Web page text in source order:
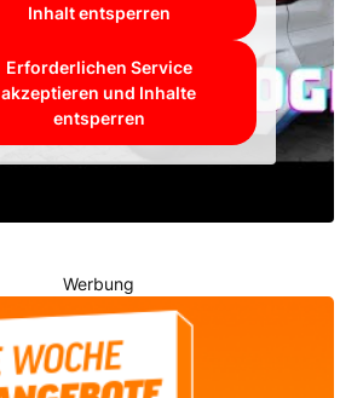
Inhalt entsperren
Erforderlichen Service
akzeptieren und Inhalte
entsperren
Werbung